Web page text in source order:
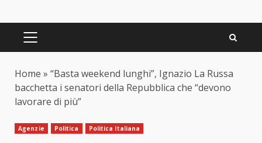
PRIMARY
Home » “Basta weekend lunghi”, Ignazio La Russa
bacchetta i senatori della Repubblica che “devono
lavorare di più”
Agenzie Politica Politica Italiana